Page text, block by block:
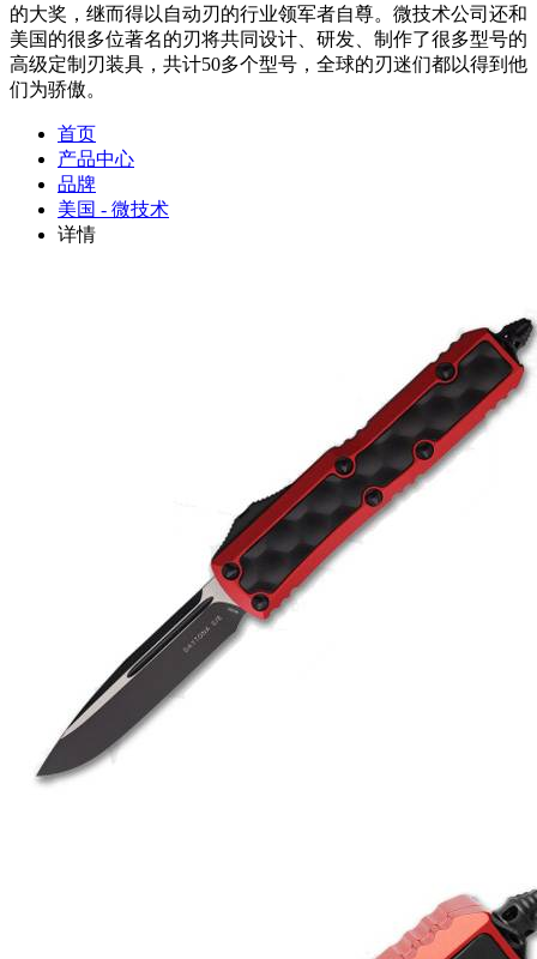
的大奖，继而得以自动刃的行业领军者自尊。微技术公司还和
美国的很多位著名的刃将共同设计、研发、制作了很多型号的
高级定制刃装具，共计50多个型号，全球的刃迷们都以得到他
们为骄傲。
首页
产品中心
品牌
美国 - 微技术
详情